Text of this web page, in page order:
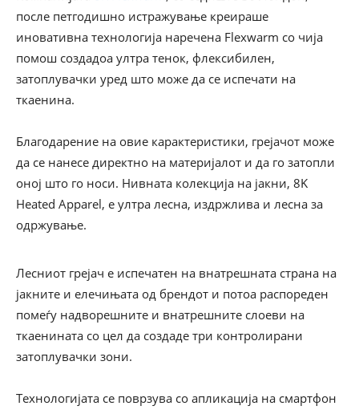
после петгодишно истражување креираше
иновативна технологија наречена Flexwarm со чија
помош создадоа ултра тенок, флексибилен,
затоплувачки уред што може да се испечати на
ткаенина.
Благодарение на овие карактеристики, грејачот може
да се нанесе директно на материјалот и да го затопли
оној што го носи. Нивната колекција на јакни, 8K
Heated Apparel, е ултра лесна, издржлива и лесна за
одржување.
Лесниот грејач е испечатен на внатрешната страна на
јакните и елечињата од брендот и потоа распореден
помеѓу надворешните и внатрешните слоеви на
ткаенината со цел да создаде три контролирани
затоплувачки зони.
Технологијата се поврзува со апликација на смартфон